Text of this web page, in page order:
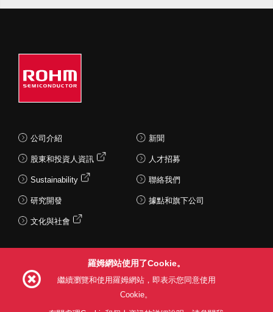
公司介紹
股東和投資人資訊
Sustainability
研究開發
文化與社會
新聞
人才招募
聯絡我們
據點和旗下公司
羅姆網站使用了Cookie。
繼續瀏覽和使用羅姆網站，即表示您同意使用
Cookie。